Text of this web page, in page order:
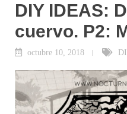
DIY IDEAS:
cuervo. P2:
octubre 10, 2018